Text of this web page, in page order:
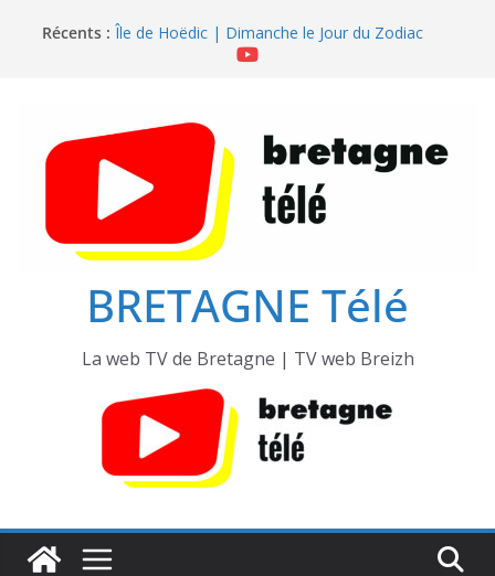
Récents : Île de Hoëdic | Dimanche le Jour du Zodiac
Île de Hoëdic | Le Beau Fort
BRETAGNE Télé
La web TV de Bretagne | TV web Breizh